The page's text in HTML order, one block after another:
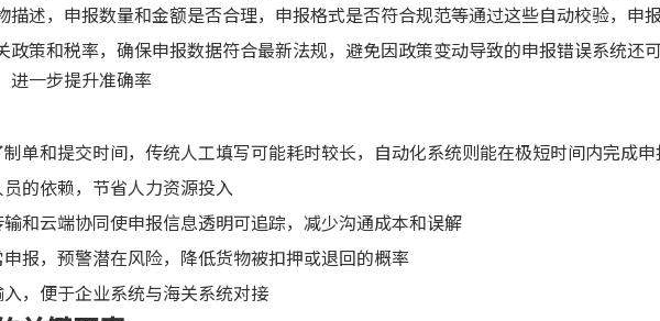
述，申报数量和金额是否合理，申报格式是否符合规范等通过这些自动校验，申
政策和税率，确保申报数据符合最新法规，避免因政策变动导致的申报错误系统还
进一步提升准确率
单和提交时间，传统人工填写可能耗时较长，自动化系统则能在极短时间内完成申
的依赖，节省人力资源投入
和云端协同使申报信息透明可追踪，减少沟通成本和误解
报，预警潜在风险，降低货物被扣押或退回的概率
，便于企业系统与海关系统对接